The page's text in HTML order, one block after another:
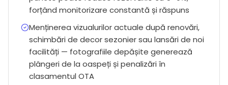
forțând monitorizare constantă și răspuns
Menținerea vizualurilor actuale după renovări,
schimbări de decor sezonier sau lansări de noi
facilități — fotografiile depășite generează
plângeri de la oaspeți și penalizări în
clasamentul OTA